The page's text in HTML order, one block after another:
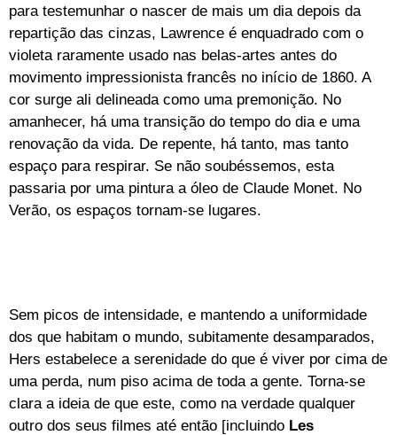
para testemunhar o nascer de mais um dia depois da
repartição das cinzas, Lawrence é enquadrado com o
violeta raramente usado nas belas-artes antes do
movimento impressionista francês no início de 1860. A
cor surge ali delineada como uma premonição. No
amanhecer, há uma transição do tempo do dia e uma
renovação da vida. De repente, há tanto, mas tanto
espaço para respirar. Se não soubéssemos, esta
passaria por uma pintura a óleo de Claude Monet. No
Verão, os espaços tornam-se lugares.
Sem picos de intensidade, e mantendo a uniformidade
dos que habitam o mundo, subitamente desamparados,
Hers estabelece a serenidade do que é viver por cima de
uma perda, num piso acima de toda a gente. Torna-se
clara a ideia de que este, como na verdade qualquer
outro dos seus filmes até então [incluindo Les